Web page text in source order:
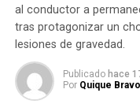
al conductor a
tras protagonizar un
lesiones de gravedad.
Publicado hace
Por Quique Bravo